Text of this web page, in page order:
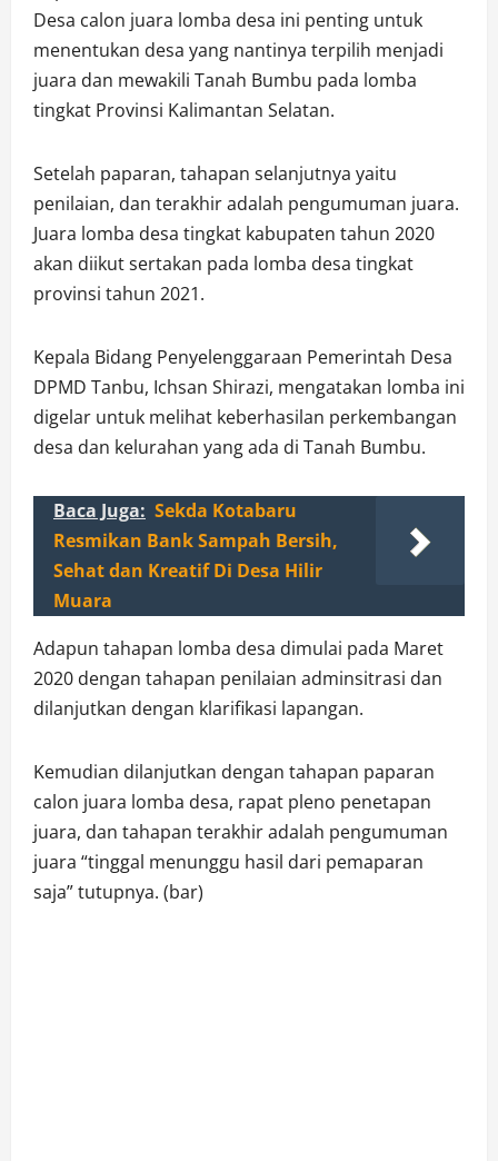
Desa calon juara lomba desa ini penting untuk
menentukan desa yang nantinya terpilih menjadi
juara dan mewakili Tanah Bumbu pada lomba
tingkat Provinsi Kalimantan Selatan.
Setelah paparan, tahapan selanjutnya yaitu
penilaian, dan terakhir adalah pengumuman juara.
Juara lomba desa tingkat kabupaten tahun 2020
akan diikut sertakan pada lomba desa tingkat
provinsi tahun 2021.
Kepala Bidang Penyelenggaraan Pemerintah Desa
DPMD Tanbu, Ichsan Shirazi, mengatakan lomba ini
digelar untuk melihat keberhasilan perkembangan
desa dan kelurahan yang ada di Tanah Bumbu.
Baca Juga: Sekda Kotabaru
Resmikan Bank Sampah Bersih,
Sehat dan Kreatif Di Desa Hilir
Muara
Adapun tahapan lomba desa dimulai pada Maret
2020 dengan tahapan penilaian adminsitrasi dan
dilanjutkan dengan klarifikasi lapangan.
Kemudian dilanjutkan dengan tahapan paparan
calon juara lomba desa, rapat pleno penetapan
juara, dan tahapan terakhir adalah pengumuman
juara “tinggal menunggu hasil dari pemaparan
saja” tutupnya. (bar)